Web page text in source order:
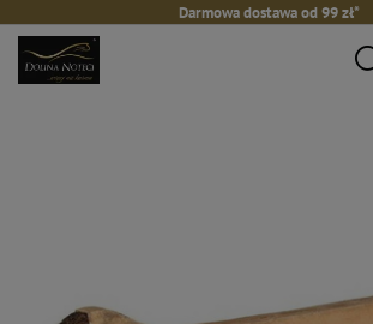
Darmowa dostawa od 99 zł*